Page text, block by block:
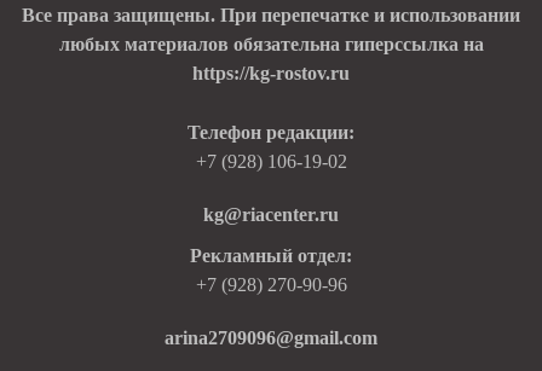
Все права защищены. При перепечатке и использовании
любых материалов обязательна гиперссылка на
https://kg-rostov.ru
Телефон редакции:
+7 (928) 106-19-02
kg@riacenter.ru
Рекламный отдел:
+7 (928) 270-90-96
arina2709096@gmail.com